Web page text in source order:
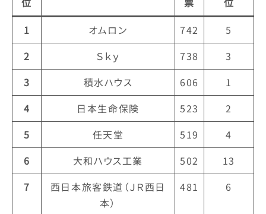
1
オムロン 742
5
2
Ｓｋｙ 738
3
3
積水ハウス 606
1
4
日本生命保険 523
2
5
任天堂 519
4
6
大和ハウス工業 502
13
7
西日本旅客鉄道（ＪＲ西日
本）
481 6